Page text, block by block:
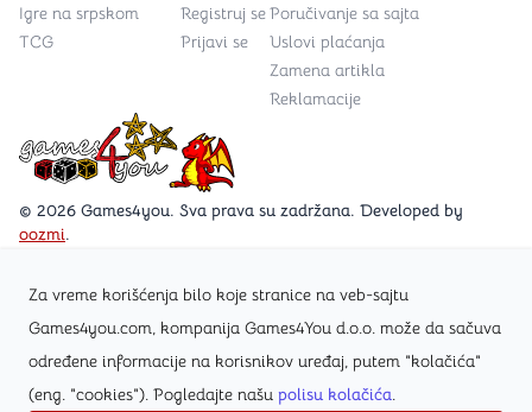
Za vreme korišćenja bilo koje stranice na veb-sajtu
Games4you.com, kompanija Games4You d.o.o. može da sačuva
određene informacije na korisnikov uređaj, putem "kolačića"
(eng. "cookies"). Pogledajte našu polisu kolačića.
Games4you logo
© 2026 Games4you. Sva prava su zadržana. Developed by
oozmi.
Posetite Facebook stranicu /Games4you.rs
Zapratite Instagram profil @games4yours
Igre na srpskom
TCG
Registruj se
Prijavi se
Poručivanje sa sajta
Uslovi plaćanja
Zamena artikla
Reklamacije